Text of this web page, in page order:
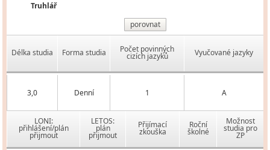
Truhlář
porovnat
Délka studia Forma studia Počet povinných
cizích jazyků Vyučované jazyky
3,0 Denní 1 A
LONI:
přihlášení/plán
přijmout
LETOS:
plán
přijmout
Přijímací
zkouška
Roční
školné
Možnost
studia pro
ZP